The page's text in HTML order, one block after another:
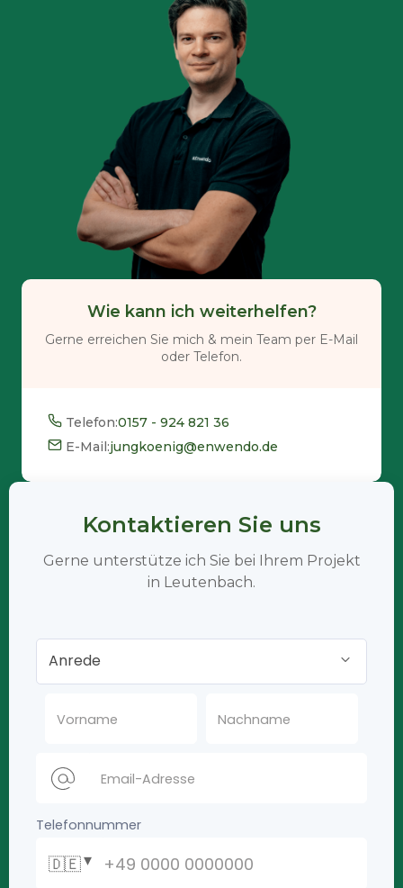
Wie kann ich weiterhelfen?
Gerne erreichen Sie mich & mein Team per E-Mail
oder Telefon.
Telefon:0157 - 924 821 36
E-Mail:jungkoenig@enwendo.de
Kontaktieren Sie uns
Gerne unterstütze ich Sie bei Ihrem Projekt
in Leutenbach.